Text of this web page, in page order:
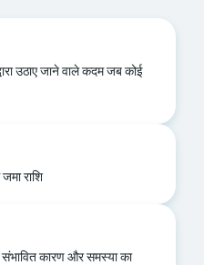
उठाए जाने वाले कदम जब कोई
राशि
कारण और समस्या का